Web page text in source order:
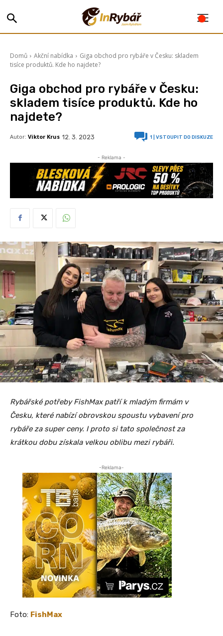
Domů Akční nabídka
Giga obchod pro rybáře v Česku: skladem
tisíce produktů. Kde ho najdete?
Giga obchod pro rybáře v Česku:
skladem tisíce produktů. Kde ho
najdete?
Autor: Viktor Krus 12. 3. 2023 1 | VSTOUPIT DO DISKUZE
- Reklama -
Rybářské potřeby FishMax patří k mladým firmám v
Česku, které nabízí obrovskou spoustu vybavení pro
rybáře za super ceny. I proto si tato společnost za
krátkou dobu získala velkou oblibu mezi rybáři.
-Reklama-
Foto: FishMax